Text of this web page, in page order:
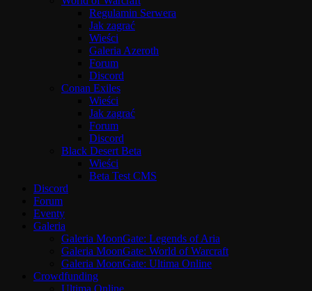
Regulamin Serwera
Jak zagrać
Wieści
Galeria Azeroth
Forum
Discord
Conan Exiles
Wieści
Jak zagrać
Forum
Discord
Black Desert Beta
Wieści
Beta Test CMS
Discord
Forum
Eventy
Galeria
Galeria MoonGate: Legends of Aria
Galeria MoonGate: World of Warcraft
Galeria MoonGate: Ultima Online
Crowdfunding
Ultima Online